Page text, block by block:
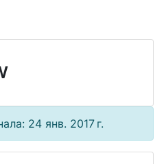
24 янв. 2017 г.